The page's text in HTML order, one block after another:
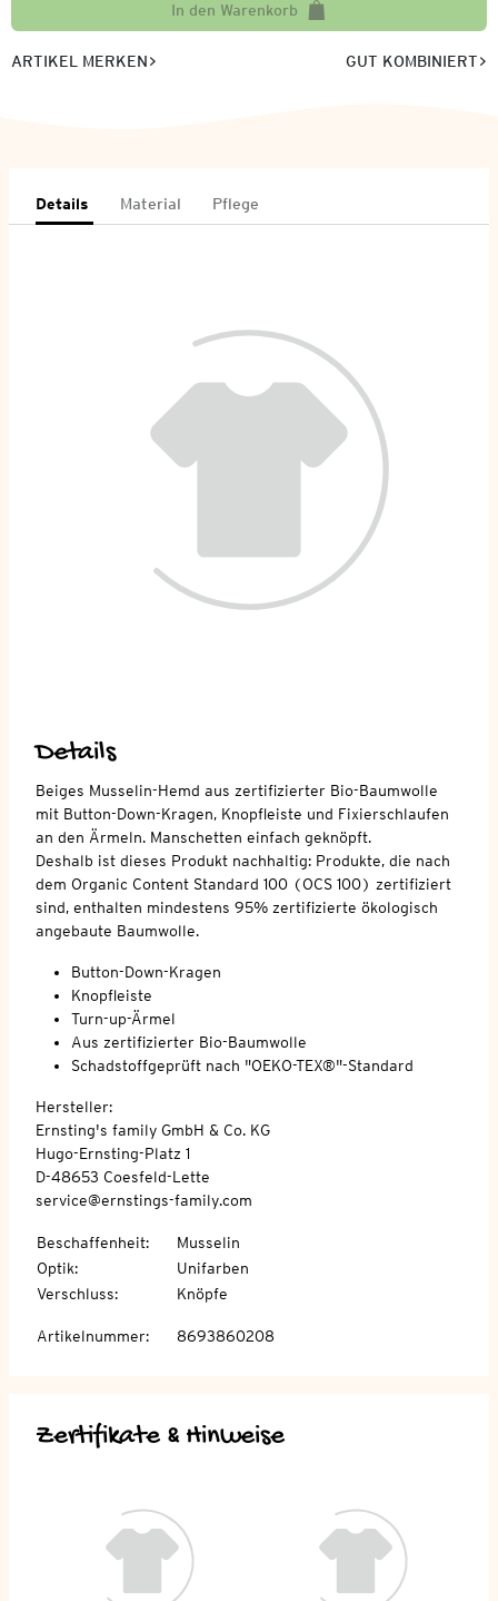
In den Warenkorb
ARTIKEL MERKEN GUT KOMBINIERT
Details Material Pflege
Details
Beiges Musselin-Hemd aus zertifizierter Bio-Baumwolle
mit Button-Down-Kragen, Knopfleiste und Fixierschlaufen
an den Ärmeln. Manschetten einfach geknöpft.
Deshalb ist dieses Produkt nachhaltig: Produkte, die nach
dem Organic Content Standard 100 (OCS 100) zertifiziert
sind, enthalten mindestens 95% zertifizierte ökologisch
angebaute Baumwolle.
Button-Down-Kragen
Knopfleiste
Turn-up-Ärmel
Aus zertifizierter Bio-Baumwolle
Schadstoffgeprüft nach "OEKO-TEX®"-Standard
Hersteller:
Ernsting's family GmbH & Co. KG
Hugo-Ernsting-Platz 1
D-48653 Coesfeld-Lette
service@ernstings-family.com
Beschaffenheit:
Musselin
Optik:
Unifarben
Verschluss: Knöpfe
Artikelnummer: 8693860208
Zertifikate & Hinweise